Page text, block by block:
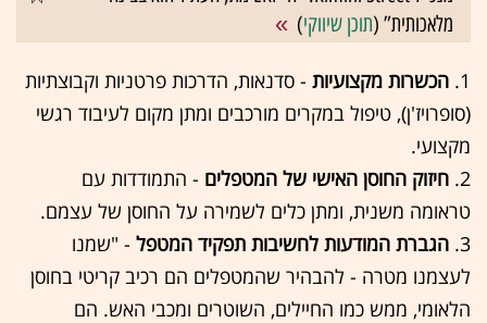
מלאכותית” (תוכן שיווקי)
1. הכשרות מקצועיות - סדנאות, הדרכות פרטניות וקבוצתיות
(סופרויז'ן), טיפול במקרים מורכבים ומתן מקום לעיבוד רגשי
מקצועי.
2. חיזוק החוסן האישי של המטפלים - התמודדות עם
טראומה משנית, ומתן כלים לשמירה על החוסן של עצמם.
3. הגברת המודעות לחשיבות תפקיד המטפל - "שמנו
לעצמנו מטרה - להבהיר שהמטפלים הם רכיב קריטי בחוסן
הלאומי, ממש כמו החיילים, השוטרים ומכבי האש. הם